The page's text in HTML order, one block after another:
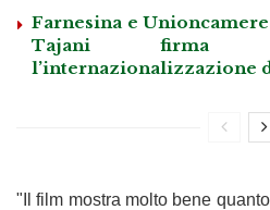
Farnesina e
Tajani firma
l’internazionalizzazione
"Il film mostra molto bene